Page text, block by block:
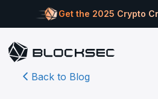
Get the 2025 Crypto
Back to Blog